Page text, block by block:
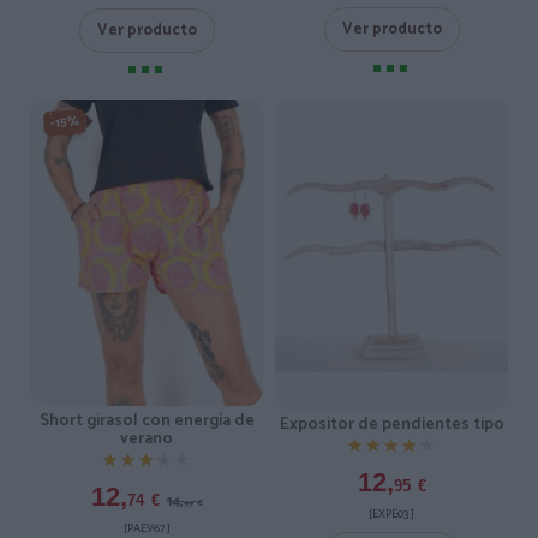
Ver producto Ver producto
-15%
Short girasol con energía de
verano
★★★★★
★★★★★
12,74 € 14,99 €
[PAEV67 ]
Expositor de pendientes tipo
★★★★★
★★★★★
12,95 €
[EXPE03 ]